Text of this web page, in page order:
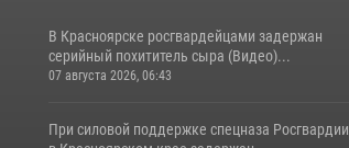
В Красноярске росгвардейцами задержан
серийный похититель сыра (Видео)...
07 августа 2026, 06:43
При силовой поддержке спецназа Росгвардии